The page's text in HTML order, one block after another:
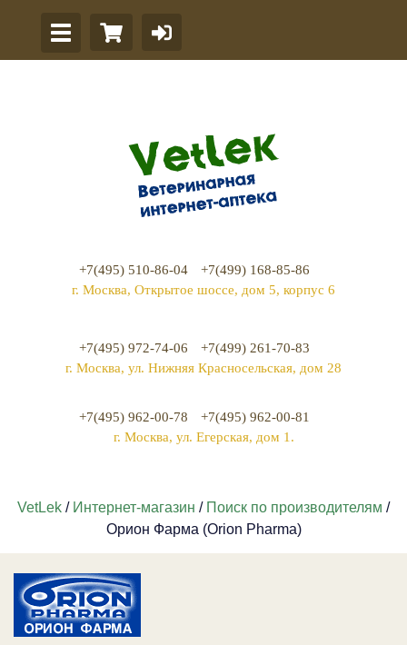
+7(495) 510-86-04
+7(499) 168-85-86
г. Москва, Открытое шоссе, дом 5, корпус 6
+7(495) 972-74-06
+7(499) 261-70-83
г. Москва, ул. Нижняя Красносельская, дом 28
+7(495) 962-00-78
+7(495) 962-00-81
г. Москва, ул. Егерская, дом 1.
VetLek / Интернет-магазин / Поиск по производителям /
Орион Фарма (Orion Pharma)